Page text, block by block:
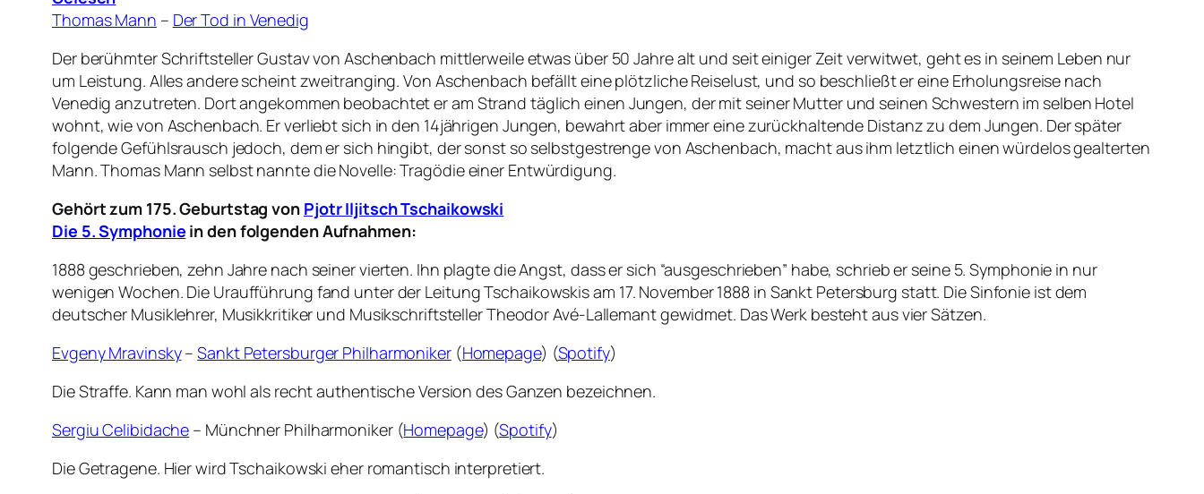
Thomas Mann – Der Tod in Venedig
Der berühmter Schriftsteller Gustav von Aschenbach mittlerweile etwas über 50 Jahre alt und seit einiger Zeit verwitwet, geht es in seinem Leben nur
um Leistung. Alles andere scheint zweitranging. Von Aschenbach befällt eine plötzliche Reiselust, und so beschließt er eine Erholungsreise nach
Venedig anzutreten. Dort angekommen beobachtet er am Strand täglich einen Jungen, der mit seiner Mutter und seinen Schwestern im selben Hotel
wohnt, wie von Aschenbach. Er verliebt sich in den 14jährigen Jungen, bewahrt aber immer eine zurückhaltende Distanz zu dem Jungen. Der später
folgende Gefühlsrausch jedoch, dem er sich hingibt, der sonst so selbstgestrenge von Aschenbach, macht aus ihm letztlich einen würdelos gealterten
Mann. Thomas Mann selbst nannte die Novelle: Tragödie einer Entwürdigung.
Gehört zum 175. Geburtstag von Pjotr Iljitsch Tschaikowski
Die 5. Symphonie in den folgenden Aufnahmen:
1888 geschrieben, zehn Jahre nach seiner vierten. Ihn plagte die Angst, dass er sich “ausgeschrieben” habe, schrieb er seine 5. Symphonie in nur
wenigen Wochen. Die Uraufführung fand unter der Leitung Tschaikowskis am 17. November 1888 in Sankt Petersburg statt. Die Sinfonie ist dem
deutscher Musiklehrer, Musikkritiker und Musikschriftsteller Theodor Avé-Lallemant gewidmet. Das Werk besteht aus vier Sätzen.
Evgeny Mravinsky–Sankt Petersburger Philharmoniker(Homepage) (Spotify)
Die Straffe. Kann man wohl als recht authentische Version des Ganzen bezeichnen.
Sergiu Celibidache – Münchner Philharmoniker (Homepage) (Spotify)
Die Getragene. Hier wird Tschaikowski eher romantisch interpretiert.